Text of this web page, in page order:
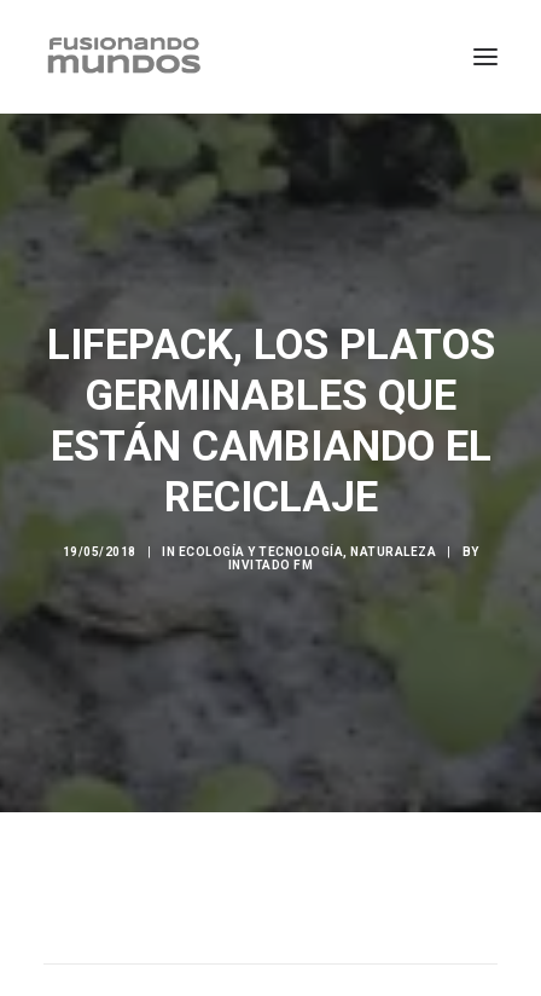
SEARCH
CART
LIFEPACK, LOS PLATOS
GERMINABLES QUE
ESTÁN CAMBIANDO EL
RECICLAJE
19/05/2018 IN ECOLOGÍA Y TECNOLOGÍA NATURALEZA
BY
INVITADO FM